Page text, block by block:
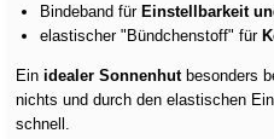
Bindeband für Einstellbarkeit
elastischer "Bündchenstoff" für
Ein idealer Sonnenhutbesonders
nichts und durch den elastischen
schnell.